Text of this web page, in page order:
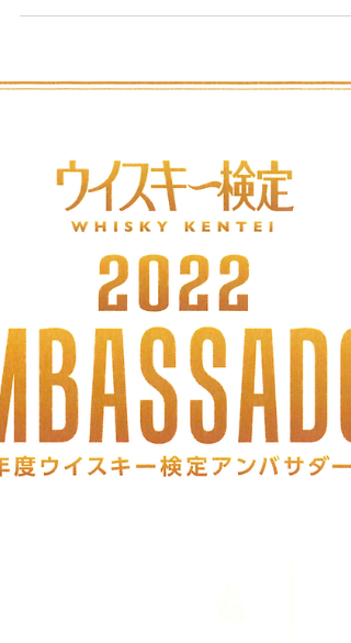
コロナがまん延する直前の2019年12月に余